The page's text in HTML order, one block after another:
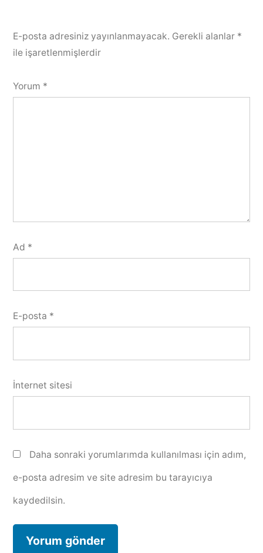
E-posta adresiniz yayınlanmayacak. Gerekli alanlar *
ile işaretlenmişlerdir
Yorum *
Ad *
E-posta *
İnternet sitesi
Daha sonraki yorumlarımda kullanılması için adım,
e-posta adresim ve site adresim bu tarayıcıya
kaydedilsin.